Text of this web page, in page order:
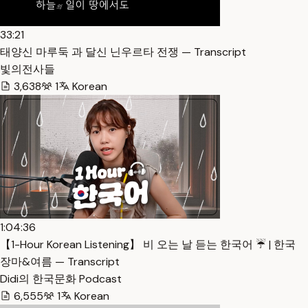
33:21
태양신 마루둑 과 달신 닌우르타 전쟁 — Transcript
빛의전사들
3,638
1 Korean
1:04:36
【1-Hour Korean Listening】 비 오는 날 듣는 한국어 ☔️ | 한국
장마&여름 — Transcript
Didi의 한국문화 Podcast
6,555
1 Korean